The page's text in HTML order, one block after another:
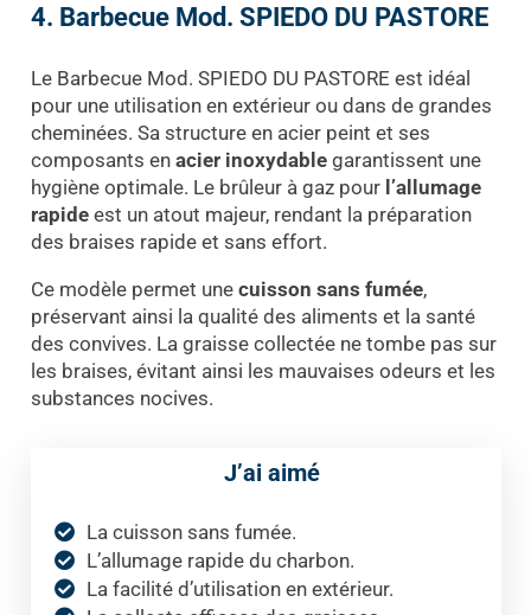
4. Barbecue Mod. SPIEDO DU PASTORE
Le Barbecue Mod. SPIEDO DU PASTORE est idéal
pour une utilisation en extérieur ou dans de grandes
cheminées. Sa structure en acier peint et ses
composants en acier inoxydablegarantissent une
hygiène optimale. Le brûleur à gaz pour l’allumage
rapideest un atout majeur, rendant la préparation
des braises rapide et sans effort.
Ce modèle permet une cuisson sans fumée,
préservant ainsi la qualité des aliments et la santé
des convives. La graisse collectée ne tombe pas sur
les braises, évitant ainsi les mauvaises odeurs et les
substances nocives.
J’ai aimé
La cuisson sans fumée.
L’allumage rapide du charbon.
La facilité d’utilisation en extérieur.